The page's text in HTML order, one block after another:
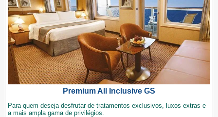
Premium All Inclusive GS
Para quem deseja desfrutar de tratamentos exclusivos, luxos extras e
a mais ampla gama de privilégios.